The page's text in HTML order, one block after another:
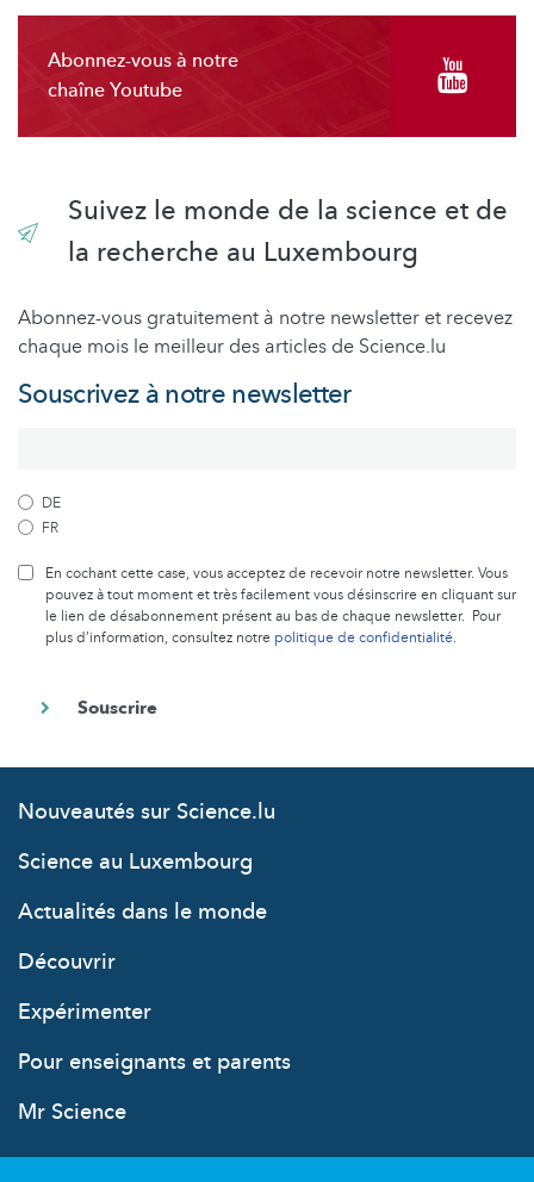
Abonnez-vous à notre
chaîne Youtube
Suivez le monde de la science et de
la recherche au Luxembourg
Abonnez-vous gratuitement à notre newsletter et recevez
chaque mois le meilleur des articles de Science.lu
Souscrivez à notre newsletter
DE
FR
En cochant cette case, vous acceptez de recevoir notre newsletter. Vous
pouvez à tout moment et très facilement vous désinscrire en cliquant sur
le lien de désabonnement présent au bas de chaque newsletter. Pour
plus d’information, consultez notre politique de confidentialité.
Nouveautés sur Science.lu
Science au Luxembourg
Actualités dans le monde
Découvrir
Expérimenter
Pour enseignants et parents
Mr Science